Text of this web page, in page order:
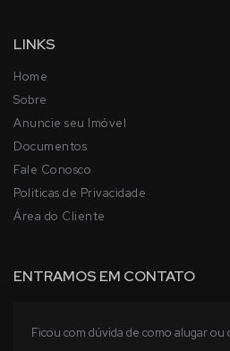
LINKS
Home
Sobre
Anuncie seu Imóvel
Documentos
Fale Conosco
Politicas de Privacidade
Área do Cliente
ENTRAMOS EM CONTATO
Ficou com dúvida de como alugar ou